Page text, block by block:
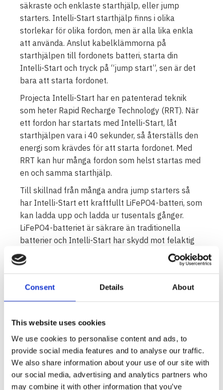
Consent Details About
This website uses cookies
We use cookies to personalise content and ads, to
provide social media features and to analyse our traffic.
We also share information about your use of our site with
our social media, advertising and analytics partners who
may combine it with other information that you’ve
säkraste och enklaste starthjälp, eller jump
starters. Intelli-Start starthjälp finns i olika
storlekar för olika fordon, men är alla lika enkla
att använda. Anslut kabelklämmorna på
starthjälpen till fordonets batteri, starta din
Intelli-Start och tryck på “jump start”, sen är det
bara att starta fordonet.
Projecta Intelli-Start har en patenterad teknik
som heter Rapid Recharge Technology (RRT). När
ett fordon har startats med Intelli-Start, låt
starthjälpen vara i 40 sekunder, så återställs den
energi som krävdes för att starta fordonet. Med
RRT kan hur många fordon som helst startas med
en och samma starthjälp.
Till skillnad från många andra jump starters så
har Intelli-Start ett kraftfullt LiFePO4-batteri, som
kan ladda upp och ladda ur tusentals gånger.
LiFePO4-batteriet är säkrare än traditionella
batterier och Intelli-Start har skydd mot felaktig
polaritet, överladdning och överhettning.
ladda upp mobiltelefoner och andra enheter med
knapp. Om batteriet i Intelli-Start används för
laddas via USB.
De större modellerna av Projecta Intelli-Start har
en färgskärm, där bl a batteristyrka och
instruktioner för starthjälpen visas. Vissa modeller